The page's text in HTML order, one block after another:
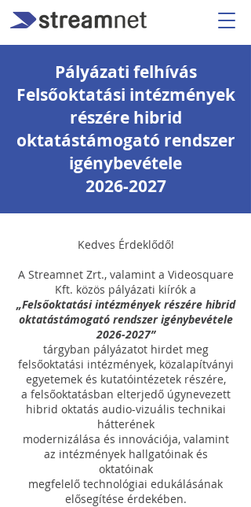
Pályázati felhívás
Felsőoktatási intézmények
részére hibrid
oktatástámogató rendszer
igénybevétele
2026-2027
Kedves Érdeklődő!
A Streamnet Zrt., valamint a Videosquare
Kft. közös pályázati kiírók a
„Felsőoktatási intézmények részére hibrid
oktatástámogató rendszer igénybevétele
2026-2027”
tárgyban pályázatot hirdet meg
felsőoktatási intézmények, közalapítványi
egyetemek és kutatóintézetek részére,
a felsőoktatásban elterjedő úgynevezett
hibrid oktatás audio-vizuális technikai
hátterének
modernizálása és innovációja, valamint
az intézmények hallgatóinak és
oktatóinak
megfelelő technológiai edukálásának
elősegítése érdekében.